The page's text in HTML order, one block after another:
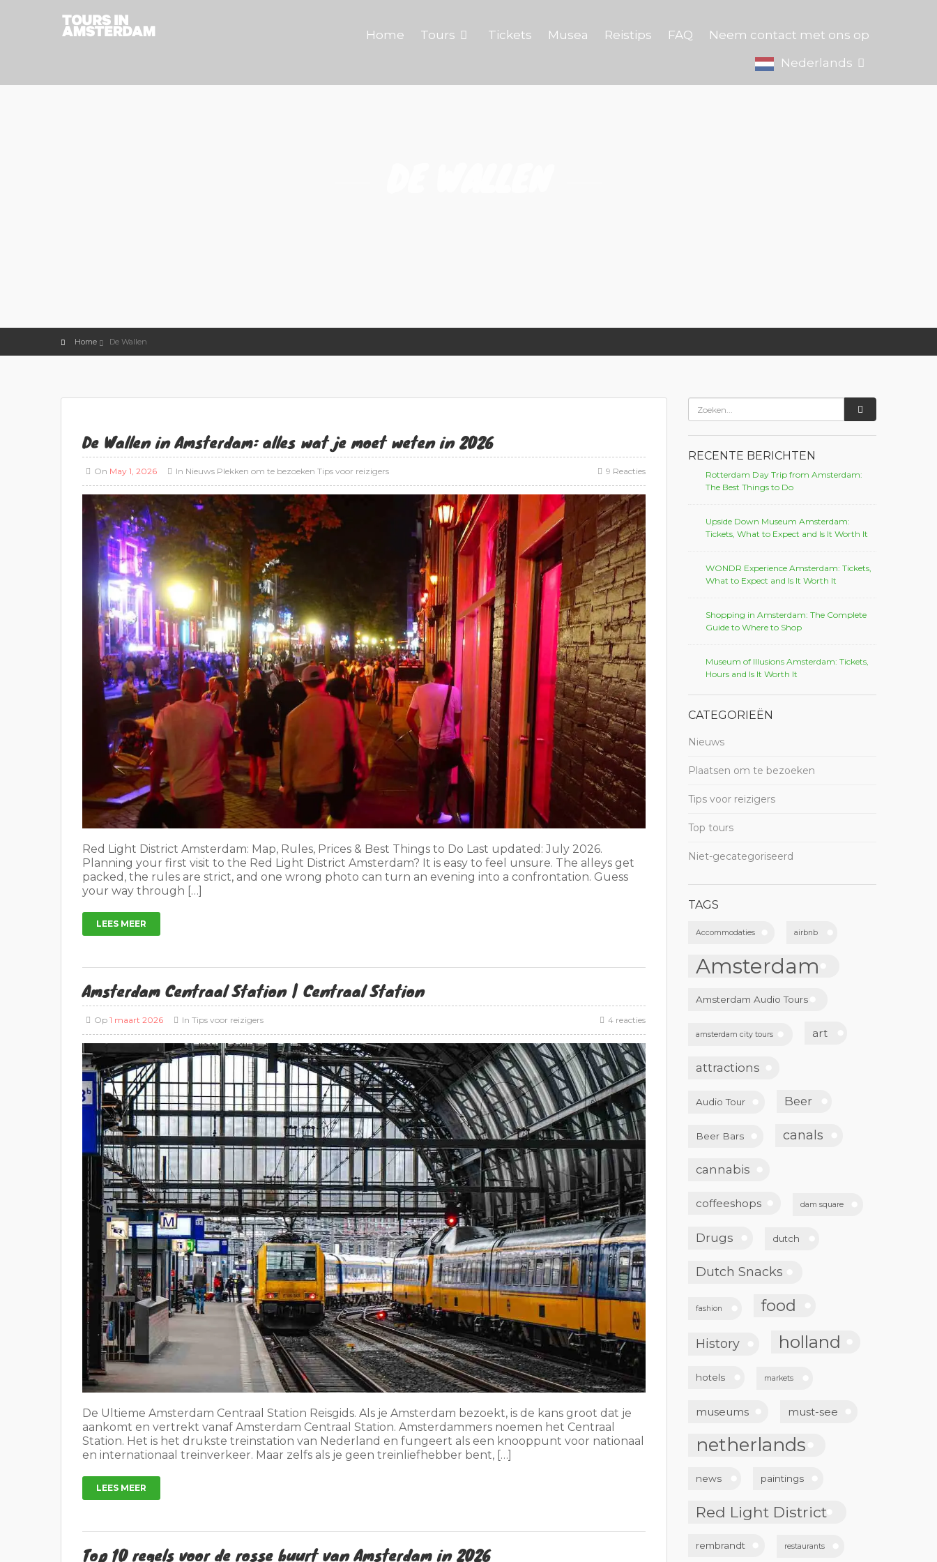
Home Tours Tickets Musea Reistips FAQ
Neem contact met ons op
Nederlands
Home De Wallen
De Wallen in Amsterdam: alles wat je moet weten in 2026
On May 1, 2026 In Nieuws Plekken om te bezoeken Tips voor reizigers 9 Reacties
Red Light District Amsterdam: Map, Rules, Prices & Best Things to Do Last updated: July 2026.
Planning your first visit to the Red Light District Amsterdam? It is easy to feel unsure. The alleys get
packed, the rules are strict, and one wrong photo can turn an evening into a confrontation. Guess
your way through […]
LEES MEER
Amsterdam Centraal Station | Centraal Station
Op 1 maart 2026 In Tips voor reizigers 4 reacties
De Ultieme Amsterdam Centraal Station Reisgids. Als je Amsterdam bezoekt, is de kans groot dat je
aankomt en vertrekt vanaf Amsterdam Centraal Station. Amsterdammers noemen het Centraal
Station. Het is het drukste treinstation van Nederland en fungeert als een knooppunt voor nationaal
en internationaal treinverkeer. Maar zelfs als je geen treinliefhebber bent, […]
LEES MEER
Top 10 regels voor de rosse buurt van Amsterdam in 2026
RECENTE BERICHTEN
Rotterdam Day Trip from Amsterdam:
The Best Things to Do
Upside Down Museum Amsterdam:
Tickets, What to Expect and Is It Worth It
WONDR Experience Amsterdam: Tickets,
What to Expect and Is It Worth It
Shopping in Amsterdam: The Complete
Guide to Where to Shop
Museum of Illusions Amsterdam: Tickets,
Hours and Is It Worth It
CATEGORIEËN
Nieuws
Plaatsen om te bezoeken
Tips voor reizigers
Top tours
Niet-gecategoriseerd
TAGS
Accommodaties airbnb
Amsterdam
Amsterdam Audio Tours
amsterdam city tours art
attractions
Audio Tour Beer
Beer Bars canals
cannabis
coffeeshops dam square
Drugs dutch
Dutch Snacks
fashion food
History holland
hotels markets
museums must-see
netherlands
news paintings
Red Light District
rembrandt restaurants